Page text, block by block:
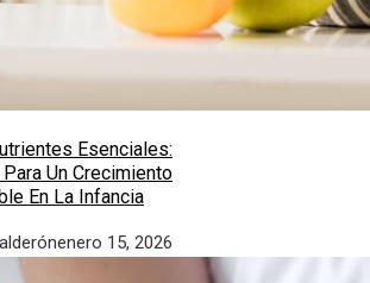
Esenciales:
Un Crecimiento
En La Infancia
enero 15, 2026